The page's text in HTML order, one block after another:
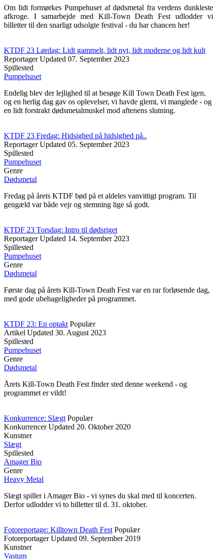
Om lidt formørkes Pumpehuset af dødsmetal fra verdens dunkleste
afkroge. I samarbejde med Kill-Town Death Fest udlodder vi
billetter til den snarligt udsolgte festival - du har chancen her!
KTDF 23 Lørdag: Lidt gammelt, lidt nyt, lidt moderne og lidt kult
Reportager Updated 07. September 2023
Spillested
Pumpehuset
Endelig blev der lejlighed til at besøge Kill Town Death Fest igen,
og en herlig dag gav os oplevelser, vi havde glemt, vi manglede - og
en lidt forstrakt dødsmetalmuskel mod aftenens slutning.
KTDF 23 Fredag: Hidsighed på hidsighed på..
Reportager Updated 05. September 2023
Spillested
Pumpehuset
Genre
Dødsmetal
Fredag på årets KTDF bød på et aldeles vanvittigt program. Til
gengæld var både vejr og stemning lige så godt.
KTDF 23 Torsdag: Intro til dødsriget
Reportager Updated 14. September 2023
Spillested
Pumpehuset
Genre
Dødsmetal
Første dag på årets Kill-Town Death Fest var en rar forløsende dag,
med gode ubehageligheder på programmet.
KTDF 23: En optakt Populær
Artikel Updated 30. August 2023
Spillested
Pumpehuset
Genre
Dødsmetal
Årets Kill-Town Death Fest finder sted denne weekend - og
programmet er vildt!
Konkurrence: Slægt Populær
Konkurrencer Updated 20. Oktober 2020
Kunstner
Slægt
Spillested
Amager Bio
Genre
Heavy Metal
Slægt spiller i Amager Bio - vi synes du skal med til koncerten.
Derfor udlodder vi to billetter til d. 31. oktober.
Fotoreportage: Killtown Death Fest Populær
Fotoreportager Updated 09. September 2019
Kunstner
Vastum